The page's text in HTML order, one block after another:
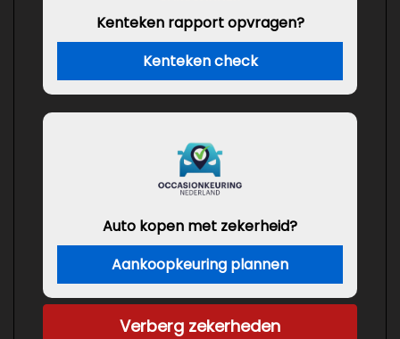
Kenteken rapport opvragen?
Kenteken check
Auto kopen met zekerheid?
Aankoopkeuring plannen
Verberg zekerheden